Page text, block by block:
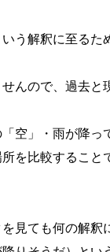
いう解釈に至る
んので、過去と
空」・雨が降
を比較するこ
見ても何の解釈